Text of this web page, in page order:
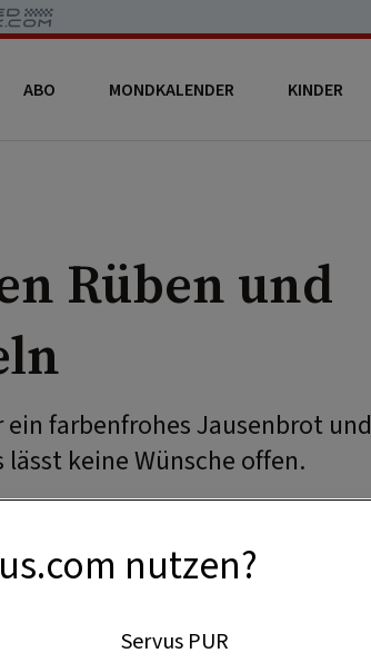
ABO MONDKALENDER KINDER
Rüben und
farbenfrohes Jausenbrot und
keine Wünsche offen.
nutzen?
Servus PUR